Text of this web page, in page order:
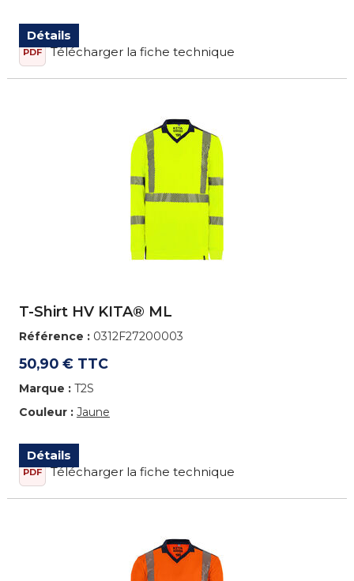
Détails
PDF Télécharger la fiche technique
T-Shirt HV KITA® ML
Référence :0312F27200003
50,90 € TTC
Marque : T2S
Couleur : Jaune
Détails
PDF Télécharger la fiche technique